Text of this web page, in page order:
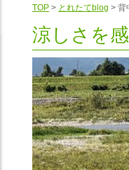
TOP > とれたてblog > 背
涼しさを